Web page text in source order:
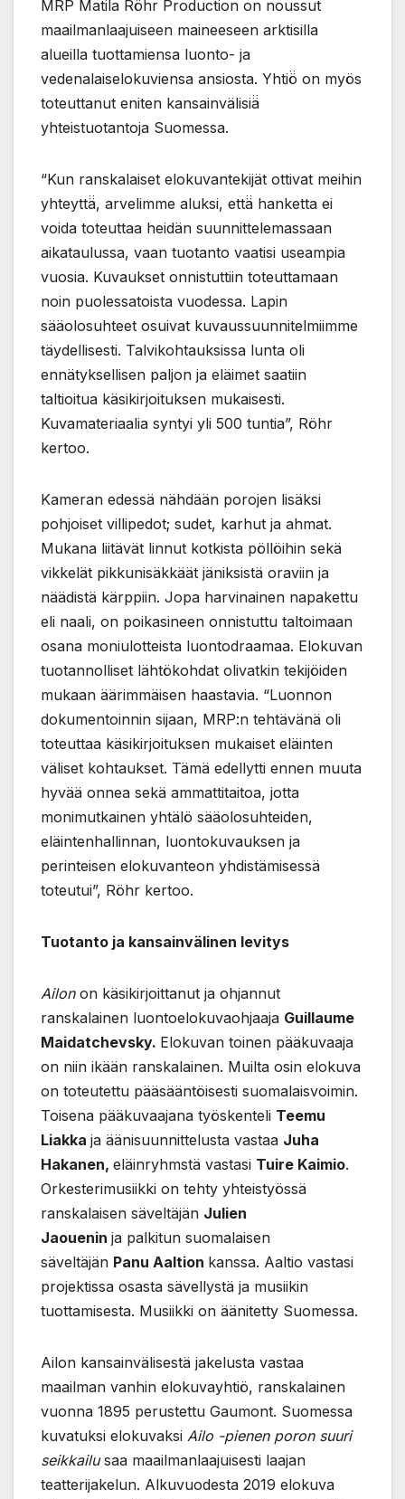
MRP Matila Röhr Production on noussut
maailmanlaajuiseen maineeseen arktisilla
alueilla tuottamiensa luonto- ja
vedenalaiselokuviensa ansiosta. Yhtiö̈ on myös
toteuttanut eniten kansainvälisiä̈
yhteistuotantoja Suomessa.
“Kun ranskalaiset elokuvantekijät ottivat meihin
yhteyttä̈, arvelimme aluksi, että̈ hanketta ei
voida toteuttaa heidän suunnittelemassaan
aikataulussa, vaan tuotanto vaatisi useampia
vuosia. Kuvaukset onnistuttiin toteuttamaan
noin puolessatoista vuodessa. Lapin
sääolosuhteet osuivat kuvaussuunnitelmiimme
täydellisesti. Talvikohtauksissa lunta oli
ennätyksellisen paljon ja eläimet saatiin
taltioitua käsikirjoituksen mukaisesti.
Kuvamateriaalia syntyi yli 500 tuntia”, Röhr
kertoo.
Kameran edessä nähdään porojen lisäksi
pohjoiset villipedot; sudet, karhut ja ahmat.
Mukana liitävät linnut kotkista pöllöihin sekä
vikkelät pikkunisäkkäät jäniksistä oraviin ja
näädistä kärppiin. Jopa harvinainen napakettu
eli naali, on poikasineen onnistuttu taltoimaan
osana moniulotteista luontodraamaa. Elokuvan
tuotannolliset lähtökohdat olivatkin tekijöiden
mukaan äärimmäisen haastavia. “Luonnon
dokumentoinnin sijaan, MRP:n tehtävänä oli
toteuttaa käsikirjoituksen mukaiset eläinten
väliset kohtaukset. Tämä edellytti ennen muuta
hyvää onnea sekä ammattitaitoa, jotta
monimutkainen yhtälö sääolosuhteiden,
eläintenhallinnan, luontokuvauksen ja
perinteisen elokuvanteon yhdistämisessä
toteutui”, Röhr kertoo.
Tuotanto ja kansainvälinen levitys
Ailonon käsikirjoittanut ja ohjannut
ranskalainen luontoelokuvaohjaaja Guillaume
Maidatchevsky. Elokuvan toinen pääkuvaaja
on niin ikään ranskalainen. Muilta osin elokuva
on toteutettu pääsääntöisesti suomalaisvoimin.
Toisena pääkuvaajana työskenteli Teemu
Liakka ja äänisuunnittelusta vastaa Juha
Hakanen, eläinryhmstä vastasi Tuire Kaimio.
Orkesterimusiikki on tehty yhteistyössä
ranskalaisen säveltäjän Julien
Jaouenin ja palkitun suomalaisen
säveltäjän Panu Aaltion kanssa. Aaltio vastasi
projektissa osasta sävellystä ja musiikin
tuottamisesta. Musiikki on äänitetty Suomessa.
Ailon kansainvälisestä jakelusta vastaa
maailman vanhin elokuvayhtiö, ranskalainen
vuonna 1895 perustettu Gaumont. Suomessa
kuvatuksi elokuvaksi Ailo -pienen poron suuri
seikkailusaa maailmanlaajuisesti laajan
teatterijakelun. Alkuvuodesta 2019 elokuva